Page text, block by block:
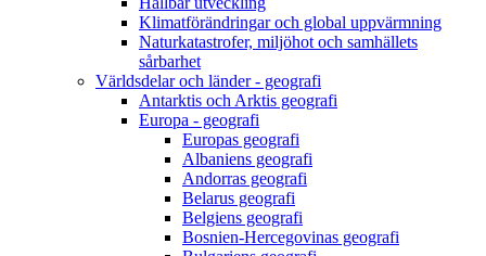
Klimatförändringar och global uppvärmning
Naturkatastrofer, miljöhot och samhällets
sårbarhet
Världsdelar och länder - geografi
Antarktis och Arktis geografi
Europa - geografi
Europas geografi
Albaniens geografi
Andorras geografi
Belarus geografi
Belgiens geografi
Bosnien-Hercegovinas geografi